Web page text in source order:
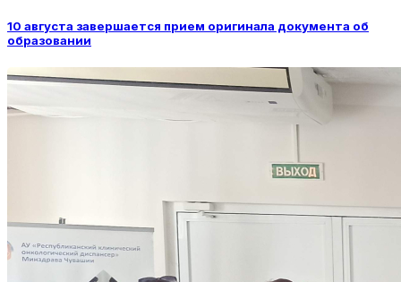
10 августа завершается прием оригинала документа об
образовании